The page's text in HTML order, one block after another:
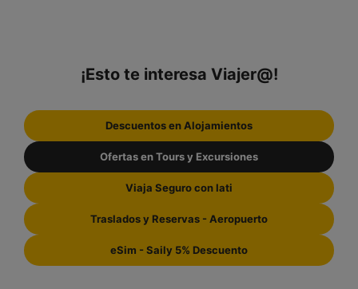
¡Esto te interesa Viajer@!
Descuentos en Alojamientos
Ofertas en Tours y Excursiones
Viaja Seguro con Iati
Traslados y Reservas - Aeropuerto
eSim - Saily 5% Descuento